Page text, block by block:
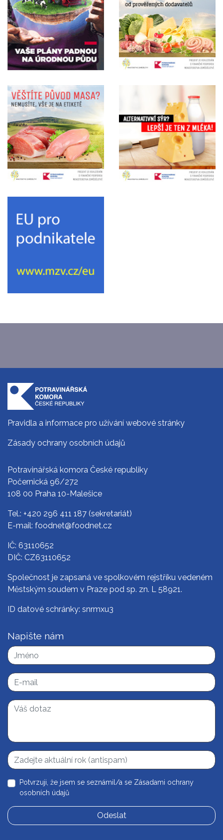
Pravidla a informace pro užívání webové stránky
Zásady ochrany osobních údajů
Potravinářská komora České republiky
Počernická 96/272
108 00 Praha 10-Malešice
Tel.: +420 296 411 187 (sekretariát)
E-mail: foodnet@foodnet.cz
IČ: 63110652
DIČ: CZ63110652
Společnost je zapsaná ve spolkovém rejstříku vedeném
Městským soudem v Praze pod sp. zn. L 58921.
ID datové schránky: snrmxu3
Napište nám
Potvrzuji, že jsem se seznámil/a se Zásadami ochrany
osobních údajů
Odeslat